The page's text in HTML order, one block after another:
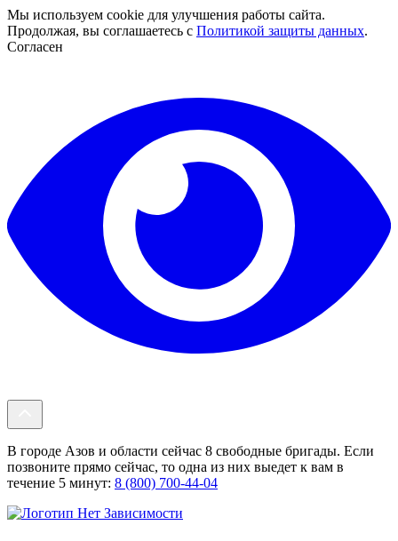
Мы используем cookie для улучшения работы сайта.
Продолжая, вы соглашаетесь с Политикой защиты данных.
Согласен
В городе Азов и области сейчас 8 свободные бригады. Если
позвоните прямо сейчас, то одна из них выедет к вам в
течение 5 минут: 8 (800) 700-44-04